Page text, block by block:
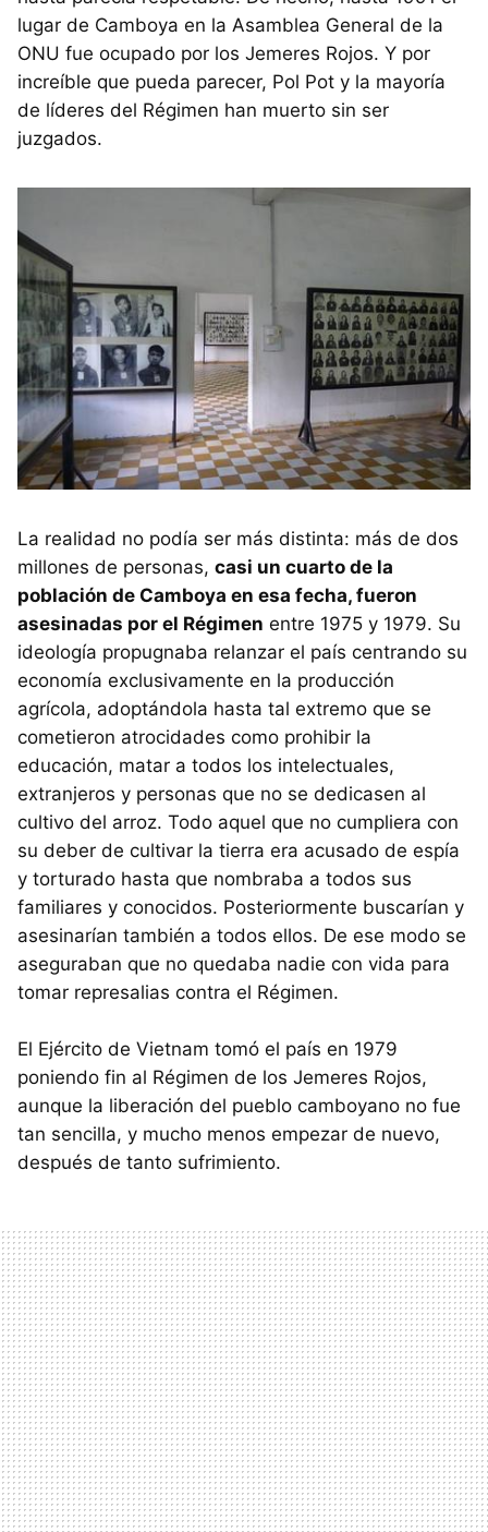
lugar de Camboya en la Asamblea General de la
ONU fue ocupado por los Jemeres Rojos. Y por
increíble que pueda parecer, Pol Pot y la mayoría
de líderes del Régimen han muerto sin ser
juzgados.
La realidad no podía ser más distinta: más de dos
millones de personas, casi un cuarto de la
población de Camboya en esa fecha, fueron
asesinadas por el Régimen entre 1975 y 1979. Su
ideología propugnaba relanzar el país centrando su
economía exclusivamente en la producción
agrícola, adoptándola hasta tal extremo que se
cometieron atrocidades como prohibir la
educación, matar a todos los intelectuales,
extranjeros y personas que no se dedicasen al
cultivo del arroz. Todo aquel que no cumpliera con
su deber de cultivar la tierra era acusado de espía
y torturado hasta que nombraba a todos sus
familiares y conocidos. Posteriormente buscarían y
asesinarían también a todos ellos. De ese modo se
aseguraban que no quedaba nadie con vida para
tomar represalias contra el Régimen.
El Ejército de Vietnam tomó el país en 1979
poniendo fin al Régimen de los Jemeres Rojos,
aunque la liberación del pueblo camboyano no fue
tan sencilla, y mucho menos empezar de nuevo,
después de tanto sufrimiento.